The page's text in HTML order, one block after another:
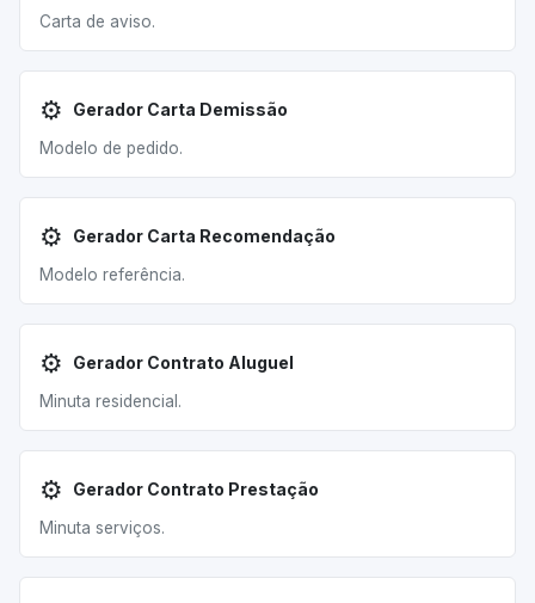
Carta de aviso.
⚙️ Gerador Carta Demissão
Modelo de pedido.
⚙️ Gerador Carta Recomendação
Modelo referência.
⚙️ Gerador Contrato Aluguel
Minuta residencial.
⚙️ Gerador Contrato Prestação
Minuta serviços.